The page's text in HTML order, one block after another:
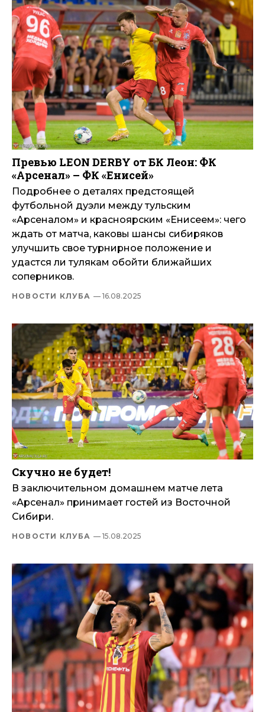
Превью LEON DERBY от БК Леон: ФК
«Арсенал» – ФК «Енисей»
Подробнее о деталях предстоящей
футбольной дуэли между тульским
«Арсеналом» и красноярским «Енисеем»: чего
ждать от матча, каковы шансы сибиряков
улучшить свое турнирное положение и
удастся ли тулякам обойти ближайших
соперников.
НОВОСТИ КЛУБА — 16.08.2025
Скучно не будет!
В заключительном домашнем матче лета
«Арсенал» принимает гостей из Восточной
Сибири.
НОВОСТИ КЛУБА — 15.08.2025